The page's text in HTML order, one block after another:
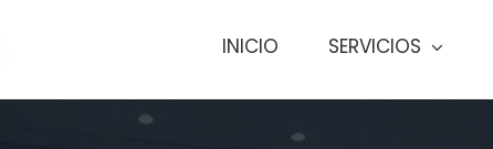
INICIO SERVICIOS